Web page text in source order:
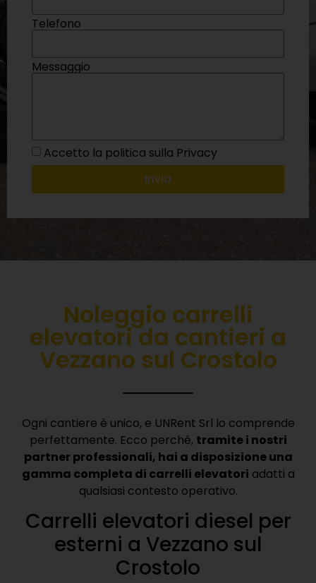
Telefono
Messaggio
Accetto la politica sulla Privacy
Invia
Noleggio carrelli
elevatori da cantieri a
Vezzano sul Crostolo
Ogni cantiere è unico, e UNRent Srl lo comprende
perfettamente. Ecco perché, tramite i nostri
partner professionali, hai a disposizione una
gamma completa di carrelli elevatori adatti a
qualsiasi contesto operativo.
Carrelli elevatori diesel per
esterni a Vezzano sul
Crostolo